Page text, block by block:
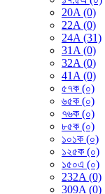
20A (0)
22A (0)
24A (31)
31A (0)
32A (0)
41A (0)
৫৭ক (০)
৬৫ক (০)
৭৬ক (০)
৮৫ক (০)
১০১ক (০)
১২৫ক (০)
১৫০এ (০)
232A (0)
309A (0)